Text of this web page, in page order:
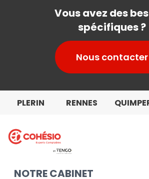
Vous avez des
spécifiques ?
Nous contacter
PLERIN RENNES
NOTRE CABINET